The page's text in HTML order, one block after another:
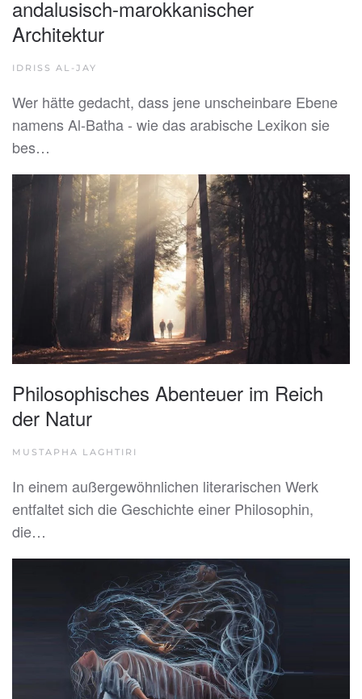
andalusisch-marokkanischer
Architektur
IDRISS AL-JAY
Wer hätte gedacht, dass jene unscheinbare Ebene
namens Al-Batha - wie das arabische Lexikon sie
bes…
Philosophisches Abenteuer im Reich
der Natur
MUSTAPHA LAGHTIRI
In einem außergewöhnlichen literarischen Werk
entfaltet sich die Geschichte einer Philosophin,
die…